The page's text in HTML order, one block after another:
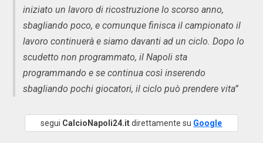
iniziato un lavoro di ricostruzione lo scorso anno,
sbagliando poco, e comunque finisca il campionato il
lavoro continuerà e siamo davanti ad un ciclo. Dopo lo
scudetto non programmato, il Napoli sta
programmando e se continua così inserendo
sbagliando pochi giocatori, il ciclo può prendere vita”
segui CalcioNapoli24.itdirettamente su Google